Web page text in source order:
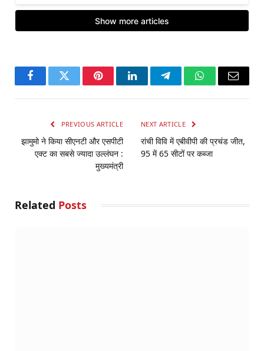
FacebookTwitter PinterestLinkedInTelegramWhatsApp
Email
PREVIOUS ARTICLE
झामुमो ने किया सीएनटी और एसपीटी
एक्ट का सबसे ज्यादा उल्लंघन :
मुख्यमंत्री
NEXT ARTICLE
रांची विवि में एबीवीपी की प्रचंड जीत,
95 में 65 सीटों पर कब्जा
Related Posts